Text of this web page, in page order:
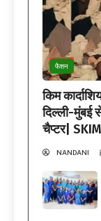
फैशन
किम
दिल्ली-मुंबई
चैप्टर|
NANDANI